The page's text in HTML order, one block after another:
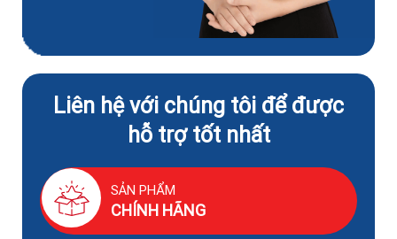
Liên hệ với chúng tôi để được
hỗ trợ tốt nhất
SẢN PHẨM
CHÍNH HÃNG